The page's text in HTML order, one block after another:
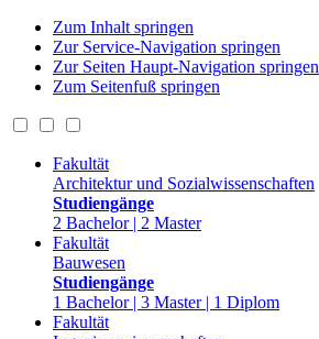
Zum Inhalt springen
Zur Service-Navigation springen
Zur Seiten Haupt-Navigation springen
Zum Seitenfuß springen
Fakultät
Architektur und Sozialwissenschaften
Studiengänge
2 Bachelor | 2 Master
Fakultät
Bauwesen
Studiengänge
1 Bachelor | 3 Master | 1 Diplom
Fakultät